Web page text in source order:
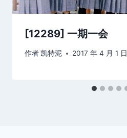
[12289] 一期一会
作者凯特泥 2017 年 4 月 1 日